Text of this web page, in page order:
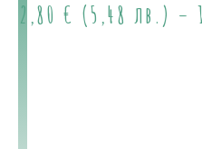
2,80 € (5,48 лв.) –